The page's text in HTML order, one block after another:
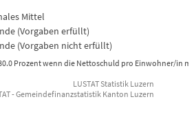
Prozent wenn die Nettoschuld pro Einwohner/in
Mittel
(Vorgaben erfüllt)
(Vorgaben nicht erfüllt)
LUSTAT Statistik Luzern
- Gemeindefinanzstatistik Kanton Luzern